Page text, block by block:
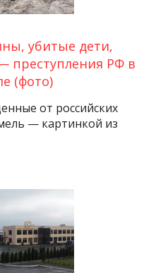
убитые дети,
преступления РФ в
(фото)
от российских
— картинкой из